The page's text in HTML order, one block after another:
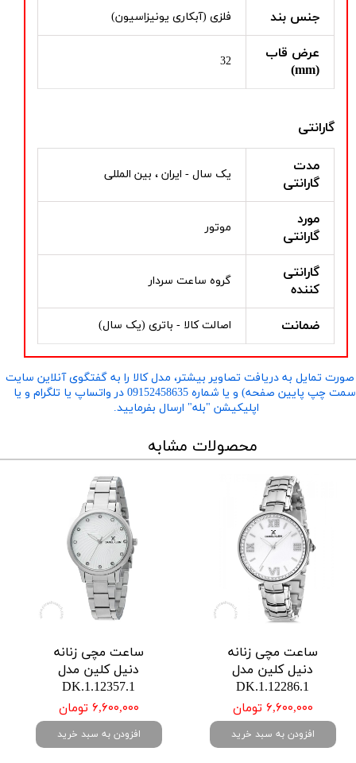
جنس بند فلزی (آبکاری یونیزاسیون)
عرض قاب
(mm)
32
گارانتی
مدت
گارانتی
یک سال - ایران ، بین المللی
مورد
گارانتی
موتور
گارانتی
کننده
گروه ساعت سردار
ضمانت اصالت کالا - باتری (یک سال)
تمایل به دریافت تصاویر بیشتر، مدل کالا را به گفتگوی آنلاین سایت
​​​​​​​(سمت چپ پایین صفحه) و یا شماره 09152458635 در واتساپ یا تلگرام و یا
اپلیکیشن "بله" ارسال بفرمایید.
محصولات مشابه
ساعت مچی زنانه
دنیل کلین مدل
DK.1.12286.1
۶,۶۰۰,۰۰۰ تومان
افزودن به سبد خرید
ساعت مچی زنانه
دنیل کلین مدل
DK.1.12357.1
۶,۶۰۰,۰۰۰ تومان
افزودن به سبد خرید